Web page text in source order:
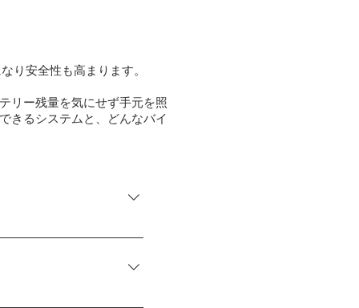
り安全性も高まります。
リー残量を気にせず手元を照
きるシステムと、どんなバイ
ードを切り替えること